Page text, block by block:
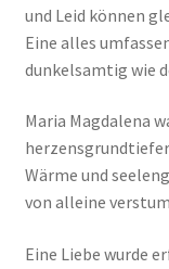
und Leid können
Eine alles
dunkelsamtig wie
Maria Magdalena
Wärme und
von alleine
Eine Liebe wurde